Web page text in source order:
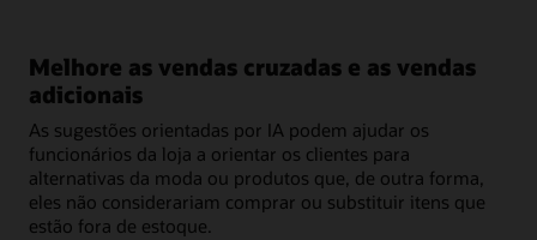
Melhore as vendas cruzadas e as vendas
adicionais
As sugestões orientadas por IA podem ajudar os
funcionários da loja a orientar os clientes para
alternativas da moda ou produtos que, de outra forma,
eles não considerariam comprar ou substituir itens que
estão fora de estoque.